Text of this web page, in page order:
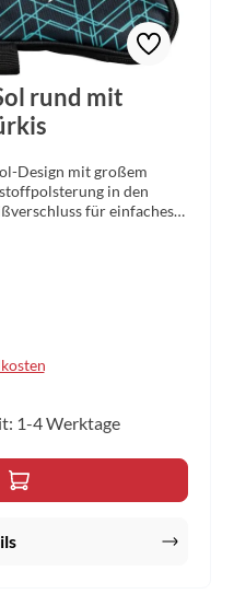
rund mit
Design mit großem
in den
für einfaches
1-4 Werktage
den gewünschten